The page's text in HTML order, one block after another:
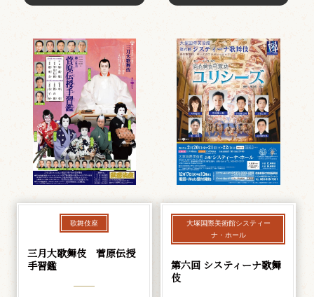
歌舞伎座
三月大歌舞伎 菅原伝授
手習鑑
大塚国際美術館システィー
ナ・ホール
第六回 システィーナ歌舞
伎